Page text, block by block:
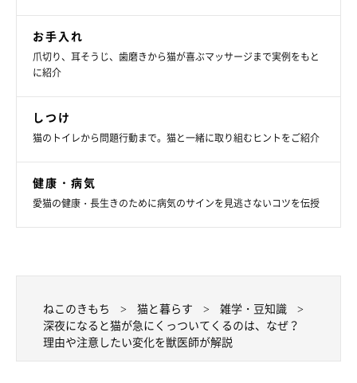
お手入れ
爪切り、耳そうじ、歯磨きから猫が喜ぶマッサージまで実例をもと
に紹介
しつけ
猫のトイレから問題行動まで。猫と一緒に取り組むヒントをご紹介
健康・病気
愛猫の健康・長生きのために病気のサインを見逃さないコツを伝授
ねこのきもち 猫と暮らす
雑学・豆知識
深夜になると猫が急にくっついてくるのは、なぜ？
理由や注意したい変化を獣医師が解説